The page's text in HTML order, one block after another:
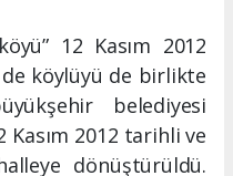
12 Kasım 2012
köylüyü de birlikte
belediyesi
Kasım 2012 tarihli ve
dönüştürüldü.